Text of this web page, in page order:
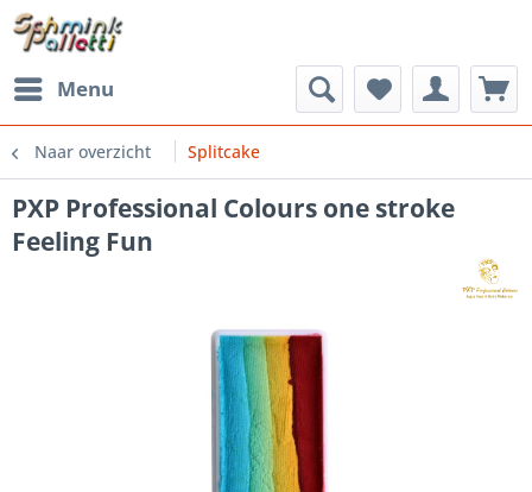
Menu
Naar overzicht Splitcake
PXP Professional Colours one stroke
Feeling Fun